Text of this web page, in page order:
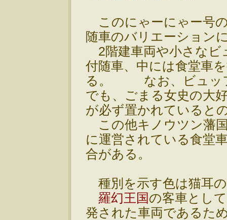
このにゃーにゃー号
随車のバリエーション
2階建車両や小さなビ
付随車、中には食堂車
る。 なお、ビュッ
でも、ごまる女史の大
が必ず置かれていると
この他キノウツン藩
に運営されている食堂
合がある。
種別を示す色は猫耳
羅幻王国の客車とし
発された車両であるた